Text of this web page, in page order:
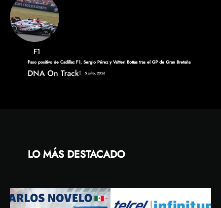
F1
Paso positivo de Cadillac F1, Sergio Pérez y Valtteri Bottas tras el GP de Gran Bretaña
DNA On Track 5 julio, 2026
LO MÁS DESTACADO